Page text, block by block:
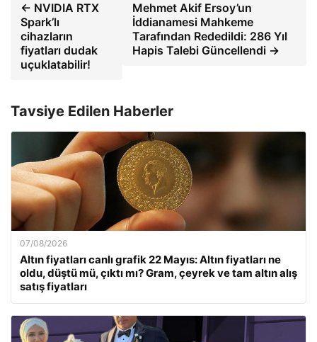
← NVIDIA RTX
Spark’lı
cihazların
fiyatları dudak
uçuklatabilir!
Mehmet Akif Ersoy’un
İddianamesi Mahkeme
Tarafından Rededildi: 286 Yıl
Hapis Talebi Güncellendi →
Tavsiye Edilen Haberler
07/08/2026
Altın fiyatları canlı grafik 22 Mayıs: Altın fiyatları ne
oldu, düştü mü, çıktı mı? Gram, çeyrek ve tam altın alış
satış fiyatları